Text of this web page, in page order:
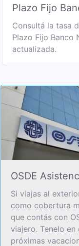
Plazo Fijo
Consultá la tasa
Plazo Fijo Banco
actualizada.
OSDE
Si viajas al
como cobertura
que contás con
viajero. Tenelo
próximas